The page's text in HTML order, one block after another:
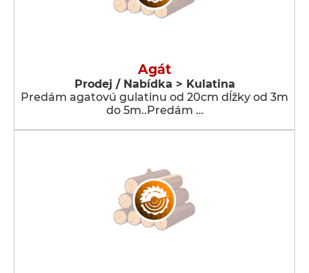
Agát
Prodej / Nabídka > Kulatina
Predám agatovú gulatinu od 20cm dĺžky od 3m
do 5m..Predám …